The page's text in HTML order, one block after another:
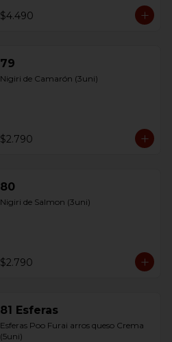
$4.490
79
Nigiri de Camarón (3uni)
$2.790
80
Nigiri de Salmon (3uni)
$2.790
81 Esferas
Esferas Poo Furai arros queso Crema
(5uni)